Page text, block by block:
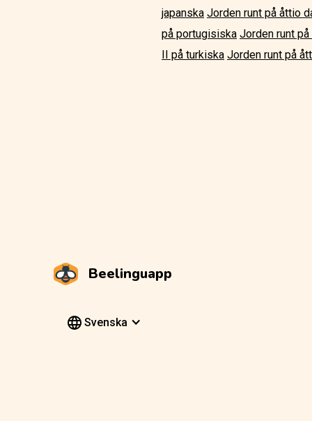
japanska Jorden runt på åttio
på portugisiska Jorden runt
II på turkiska Jorden runt på
Beelinguapp
Svenska